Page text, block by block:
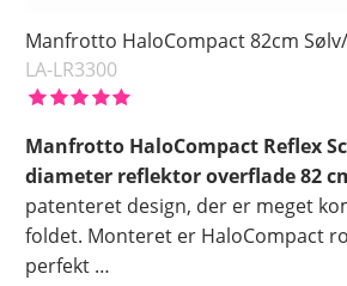
Manfrotto HaloCompact 82cm
LA-LR3300
Manfrotto HaloCompact Reflex
diameter reflektor overflade 82
patenteret design, der er meget
foldet. Monteret er HaloCompact
perfekt …